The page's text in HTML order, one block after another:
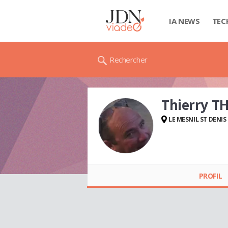
IA NEWS
Rechercher
Thierry THEVENOT
Thierry
LE MESNIL ST DENIS
PROFIL